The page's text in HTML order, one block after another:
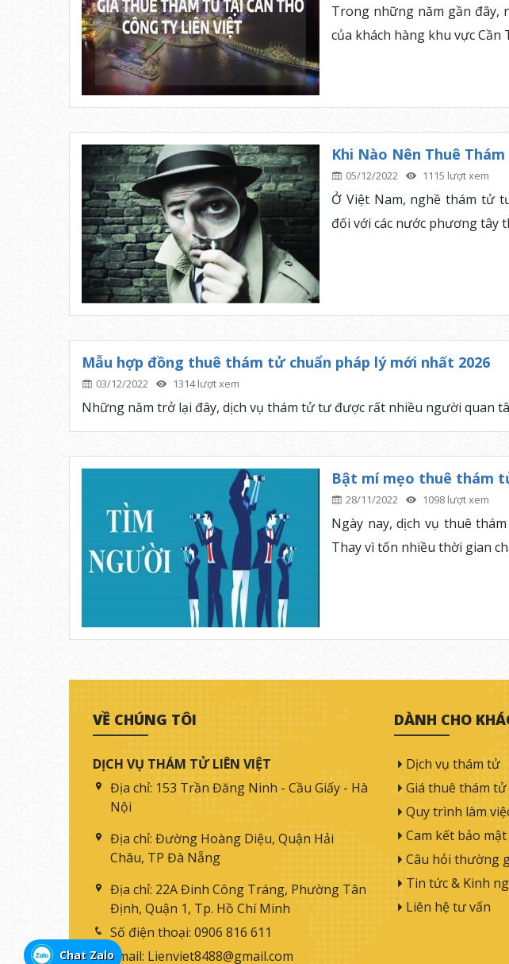
Trong những năm gần đây,
của khách hàng khu vực Cần
Khi Nào Nên Thuê
05/12/2022 1115 lượt xem
Ở Việt Nam, nghề thám tử
đối với các nước phương tây
Mẫu hợp đồng thuê thám tử chuẩn pháp lý mới nhất 2026
03/12/2022 1314 lượt xem
Những năm trở lại đây, dịch vụ thám tử tư được rất nhiều người quan
Bật mí mẹo thuê thám
28/11/2022 1098 lượt xem
Ngày nay, dịch vụ thuê
Thay vì tốn nhiều thời gian
VỀ CHÚNG TÔI
DỊCH VỤ THÁM TỬ LIÊN VIỆT
Địa chỉ: 153 Trần Đăng Ninh - Cầu Giấy - Hà
Nội
Địa chỉ: Đường Hoàng Diệu, Quận Hải
Châu, TP Đà Nẵng
Địa chỉ: 22A Đinh Công Tráng, Phường Tân
Định, Quận 1, Tp. Hồ Chí Minh
Số điện thoại: 0906 816 611
Email: Lienviet8488@gmail.com
DÀNH CHO
Dịch vụ thám tử
Giá thuê thám tử
Quy trình làm
Cam kết bảo mật
Câu hỏi thường
Tin tức & Kinh
Liên hệ tư vấn
Chat Zalo